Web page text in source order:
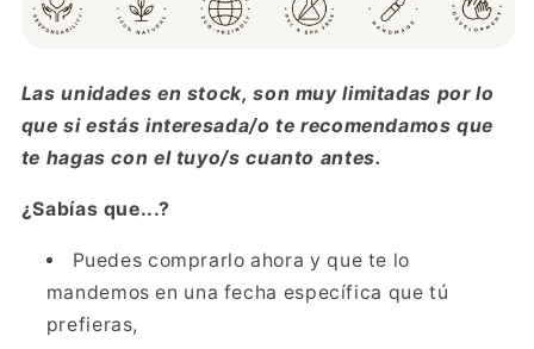
Las unidades en stock, son muy limitadas por lo
que si estás interesada/o te recomendamos que
te hagas con el tuyo/s cuanto antes.
¿Sabías que...?
Puedes comprarlo ahora y que te lo
mandemos en una fecha específica que tú
prefieras,